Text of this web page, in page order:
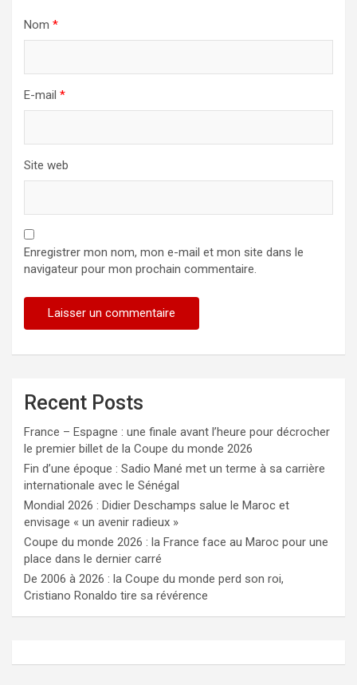
Nom *
E-mail *
Site web
Enregistrer mon nom, mon e-mail et mon site dans le
navigateur pour mon prochain commentaire.
Recent Posts
France – Espagne : une finale avant l’heure pour décrocher
le premier billet de la Coupe du monde 2026
Fin d’une époque : Sadio Mané met un terme à sa carrière
internationale avec le Sénégal
Mondial 2026 : Didier Deschamps salue le Maroc et
envisage « un avenir radieux »
Coupe du monde 2026 : la France face au Maroc pour une
place dans le dernier carré
De 2006 à 2026 : la Coupe du monde perd son roi,
Cristiano Ronaldo tire sa révérence